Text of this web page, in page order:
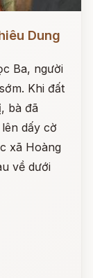
Dung
Ba, người
Khi đất
bà đã
dấy cờ
xã Hoàng
về dưới